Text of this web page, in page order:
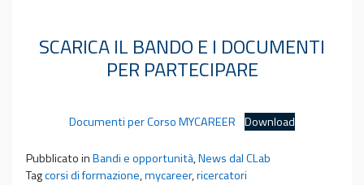
SCARICA IL BANDO E I DOCUMENTI
PER PARTECIPARE
Documenti per Corso MYCAREER Download
Pubblicato inBandi e opportunità,News dal CLab
Tagcorsi di formazione,mycareer,ricercatori